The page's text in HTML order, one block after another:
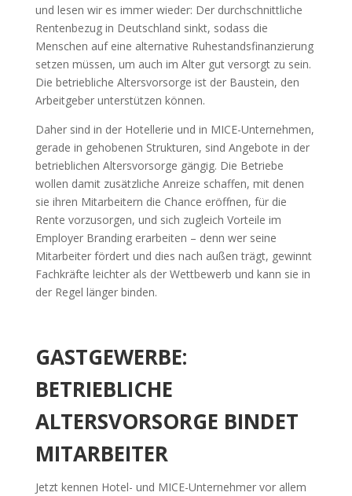
und lesen wir es immer wieder: Der durchschnittliche
Rentenbezug in Deutschland sinkt, sodass die
Menschen auf eine alternative Ruhestandsfinanzierung
setzen müssen, um auch im Alter gut versorgt zu sein.
Die betriebliche Altersvorsorge ist der Baustein, den
Arbeitgeber unterstützen können.
Daher sind in der Hotellerie und in MICE-Unternehmen,
gerade in gehobenen Strukturen, sind Angebote in der
betrieblichen Altersvorsorge gängig. Die Betriebe
wollen damit zusätzliche Anreize schaffen, mit denen
sie ihren Mitarbeitern die Chance eröffnen, für die
Rente vorzusorgen, und sich zugleich Vorteile im
Employer Branding erarbeiten – denn wer seine
Mitarbeiter fördert und dies nach außen trägt, gewinnt
Fachkräfte leichter als der Wettbewerb und kann sie in
der Regel länger binden.
GASTGEWERBE:
BETRIEBLICHE
ALTERSVORSORGE BINDET
MITARBEITER
Jetzt kennen Hotel- und MICE-Unternehmer vor allem